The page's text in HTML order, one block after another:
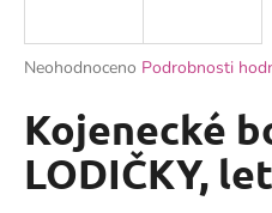
Průměrné
produktu
je
0,0
Neohodnoceno Podrobnosti
Kojenecké
LODIČKY,
j
t
?